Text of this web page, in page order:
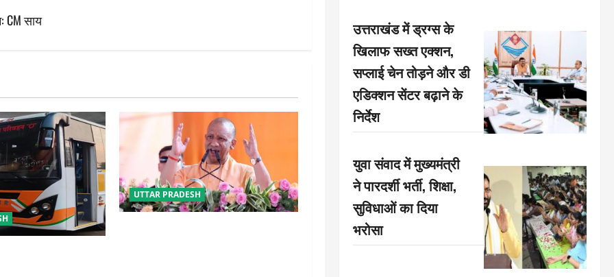
CM साय
UTTAR PRADESH
उत्तराखंड में ड्रग्स के
खिलाफ सख्त एक्शन,
सप्लाई चेन तोड़ने और डी
एडिक्शन सेंटर बढ़ाने के
निर्देश
युवा संवाद में मुख्यमंत्री
ने पारदर्शी भर्ती, शिक्षा,
सुविधाओं का दिया
भरोसा